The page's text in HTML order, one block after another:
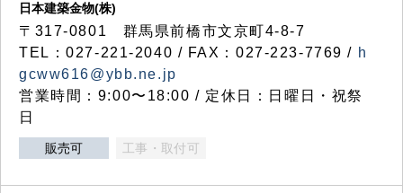
日本建築金物(株)
〒317‐0801 群馬県前橋市文京町4-8-7
TEL：027-221-2040 / FAX：027-223-7769 / h
gcww616@ybb.ne.jp
営業時間：9:00〜18:00 / 定休日：日曜日・祝祭
日
販売可 工事・取付可